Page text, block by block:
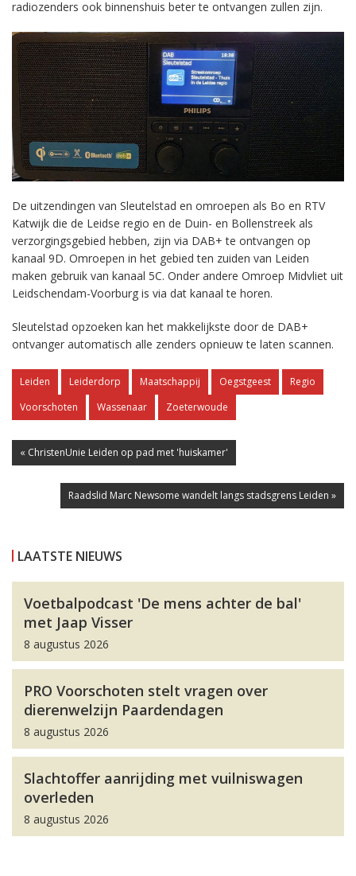
radiozenders ook binnenshuis beter te ontvangen zullen zijn.
De uitzendingen van Sleutelstad en omroepen als Bo en RTV
Katwijk die de Leidse regio en de Duin- en Bollenstreek als
verzorgingsgebied hebben, zijn via DAB+ te ontvangen op
kanaal 9D. Omroepen in het gebied ten zuiden van Leiden
maken gebruik van kanaal 5C. Onder andere Omroep Midvliet uit
Leidschendam-Voorburg is via dat kanaal te horen.
Sleutelstad opzoeken kan het makkelijkste door de DAB+
ontvanger automatisch alle zenders opnieuw te laten scannen.
Leiden Leiderdorp Maatschappij Oegstgeest
Regio
Voorschoten
Wassenaar Zoeterwoude
« ChristenUnie Leiden op pad met 'huiskamer'
Raadslid Marc Newsome wandelt langs stadsgrens Leiden »
LAATSTE NIEUWS
Voetbalpodcast 'De mens achter de bal'
met Jaap Visser
8 augustus 2026
PRO Voorschoten stelt vragen over
dierenwelzijn Paardendagen
8 augustus 2026
Slachtoffer aanrijding met vuilniswagen
overleden
8 augustus 2026